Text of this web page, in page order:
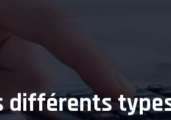
différents